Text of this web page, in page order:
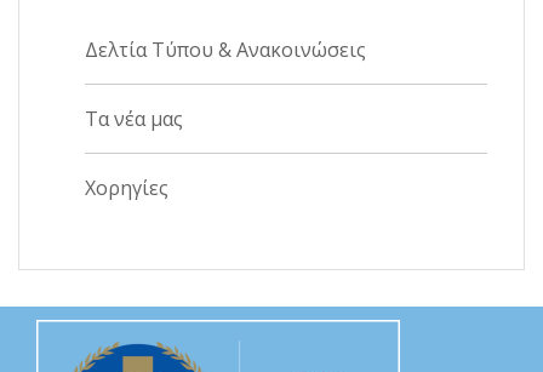
Δελτία Τύπου & Ανακοινώσεις
Τα νέα μας
Χορηγίες